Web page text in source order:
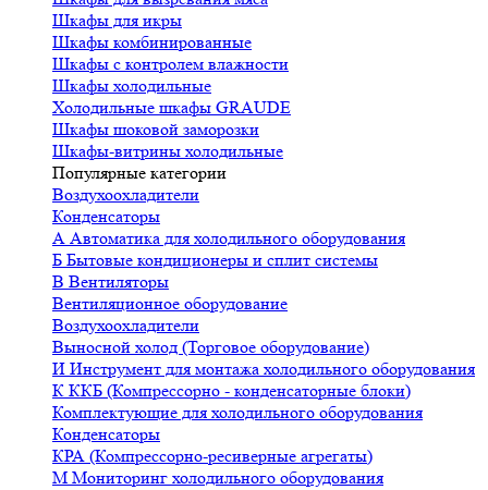
Шкафы для икры
Шкафы комбинированные
Шкафы с контролем влажности
Шкафы холодильные
Холодильные шкафы GRAUDE
Шкафы шоковой заморозки
Шкафы-витрины холодильные
Популярные категории
Воздухоохладители
Конденсаторы
А Автоматика для холодильного оборудования
Б Бытовые кондиционеры и сплит системы
В Вентиляторы
Вентиляционное оборудование
Воздухоохладители
Выносной холод (Торговое оборудование)
И Инструмент для монтажа холодильного оборудования
К ККБ (Компрессорно - конденсаторные блоки)
Комплектующие для холодильного оборудования
Конденсаторы
КРА (Компрессорно-ресиверные агрегаты)
М Мониторинг холодильного оборудования